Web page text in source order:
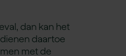
dan kan het
daartoe
met de